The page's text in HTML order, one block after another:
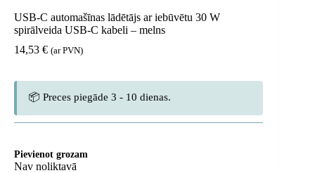
USB-C automašīnas lādētājs ar iebūvētu 30 W
spirālveida USB-C kabeli – melns
14,53 € (ar PVN)
📦 Preces piegāde 3 - 10 dienas.
Pievienot grozam
Nav noliktavā